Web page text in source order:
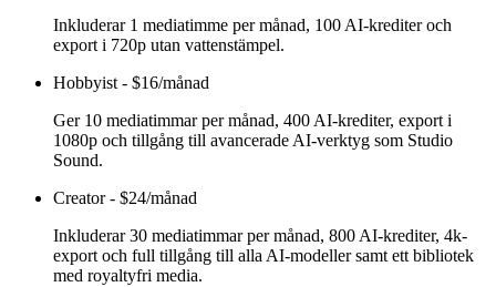
Inkluderar 1 mediatimme per månad, 100 AI-krediter och
export i 720p utan vattenstämpel.
Hobbyist - $16/månad
Ger 10 mediatimmar per månad, 400 AI-krediter, export i
1080p och tillgång till avancerade AI-verktyg som Studio
Sound.
Creator- $24/månad
Inkluderar 30 mediatimmar per månad, 800 AI-krediter, 4k-
export och full tillgång till alla AI-modeller samt ett bibliotek
med royaltyfri media.